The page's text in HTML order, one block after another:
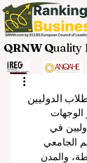
QRNW Quality
الدوليين
في
الجامعي
والمدن